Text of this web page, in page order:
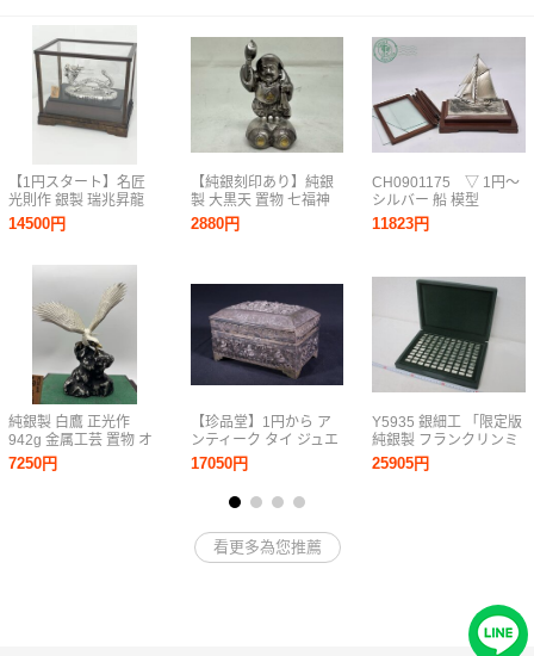
【1円スタート】名匠
光則作 銀製 瑞兆昇龍
置物 ケース付 SILVER
900刻印 龍 竜 縁起物
14500円
純銀製 白鷹 正光作
942g 金属工芸 置物 オ
ブジェ 彫刻 古美術品
レトロ ヴィンテージ レ
7250円
【純銀刻印あり】純銀
製 大黒天 置物 七福神
打ち出の小槌 米俵 縁起
物 開運 商売繁盛 彫刻
2880円
【珍品堂】1円から ア
ンティーク タイ ジュエ
リーボックス 銀製 時代
物 骨董品 古美術 長
12cm 重239g M-B77S-
17050円
CH0901175 ▽ 1円～
シルバー 船 模型
STERLING 980 刻印 銀
製 ヨット ガラスケース
11823円
Y5935 銀細工 「限定版
純銀製 フランクリンミ
ント 925刻印 偉大なる
自動車100種 ミニチュ
25905円
看更多為您推薦